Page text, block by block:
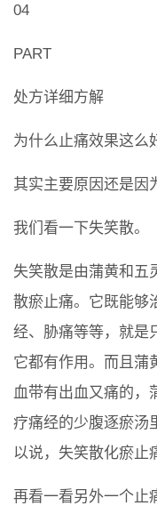
04
PART
处方详细方解
为什么止痛效果这么
其实主要原因还是因
我们看一下失笑散。
失笑散是由蒲黄和五
散瘀止痛。它既能够
经、胁痛等等，就是
它都有作用。而且蒲
血带有出血又痛的，
疗痛经的少腹逐瘀汤
以说，失笑散化瘀止
再看一看另外一个止